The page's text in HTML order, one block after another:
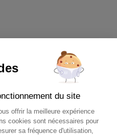
du site
offrir la meilleure expérience
cookies sont nécessaires pour
sa fréquence d'utilisation,